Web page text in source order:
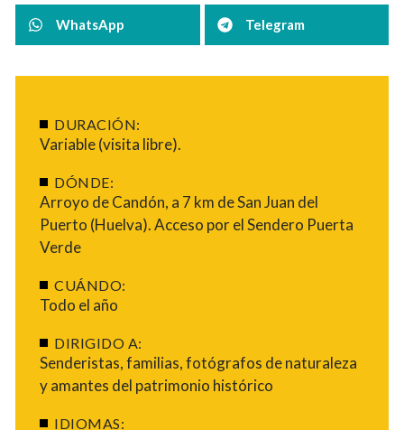
WhatsApp Telegram
DURACIÓN:
Variable (visita libre).
DÓNDE:
Arroyo de Candón, a 7 km de San Juan del
Puerto (Huelva). Acceso por el Sendero Puerta
Verde
CUÁNDO:
Todo el año
DIRIGIDO A:
Senderistas, familias, fotógrafos de naturaleza
y amantes del patrimonio histórico
IDIOMAS: